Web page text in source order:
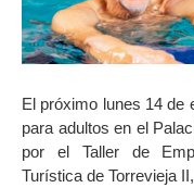
El próximo lunes 14 de
para adultos en el
por el Taller de
Turística de Torrevieja